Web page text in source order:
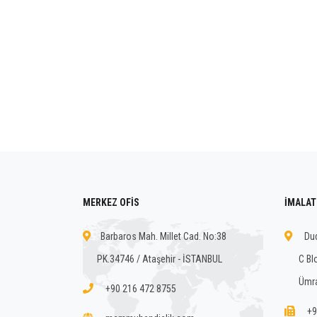
MERKEZ OFİS
Barbaros Mah. Millet Cad. No:38
PK.34746 / Ataşehir - İSTANBUL
+90 216 472 8755
İMALAT
C